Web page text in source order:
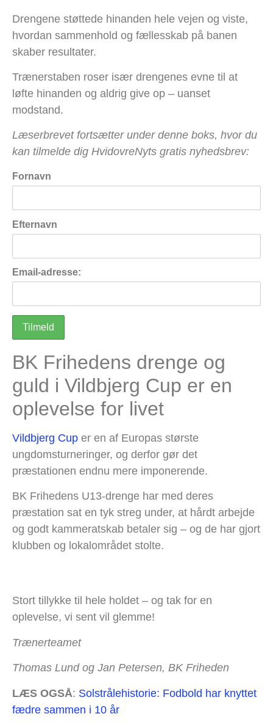
Drengene støttede hinanden hele vejen og viste,
hvordan sammenhold og fællesskab på banen
skaber resultater.
Trænerstaben roser især drengenes evne til at
løfte hinanden og aldrig give op – uanset
modstand.
Læserbrevet fortsætter under denne boks, hvor du
kan tilmelde dig HvidovreNyts gratis nyhedsbrev:
Fornavn
Efternavn
Email-adresse:
BK Frihedens drenge og
guld i Vildbjerg Cup er en
oplevelse for livet
Vildbjerg Cup er en af Europas største
ungdomsturneringer, og derfor gør det
præstationen endnu mere imponerende.
BK Frihedens U13-drenge har med deres
præstation sat en tyk streg under, at hårdt arbejde
og godt kammeratskab betaler sig – og de har gjort
klubben og lokalområdet stolte.
Stort tillykke til hele holdet – og tak for en
oplevelse, vi sent vil glemme!
Trænerteamet
Thomas Lund og Jan Petersen, BK Friheden
LÆS OGSÅ: Solstrålehistorie: Fodbold har knyttet
fædre sammen i 10 år